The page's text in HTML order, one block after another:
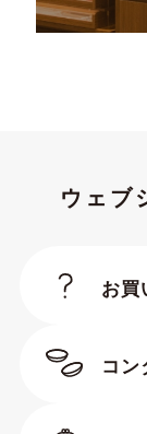
ウェブ
お買
コン